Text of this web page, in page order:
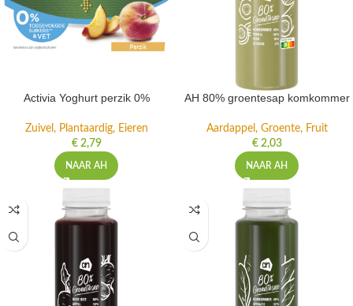
Activia Yoghurt perzik 0%
Zuivel, Plantaardig, Eieren
€2,79
NAAR AH
AH 80% groentesap komkommer
Aardappel, Groente, Fruit
€2,03
NAAR AH